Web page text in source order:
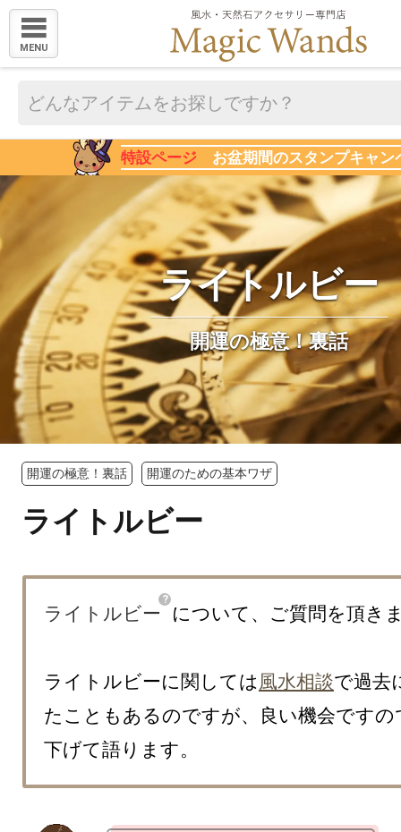
MENU
特設ページ お盆期間のスタンプキャン
ライトルビー
開運の極意！裏話
開運の極意！裏話 開運のための基本ワザ
ライトルビー
ライトルビー について、ご質問を頂き
ライトルビーに関しては風水相談で過去
たこともあるのですが、良い機会ですの
下げて語ります。